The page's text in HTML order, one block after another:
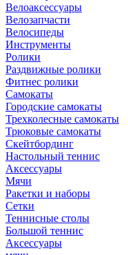
Велоаксессуары
Велозапчасти
Велосипеды
Инструменты
Ролики
Раздвижные ролики
Фитнес ролики
Самокаты
Городские самокаты
Трехколесные самокаты
Трюковые самокаты
Скейтбординг
Настольный теннис
Аксессуары
Мячи
Ракетки и наборы
Сетки
Теннисные столы
Большой теннис
Аксессуары